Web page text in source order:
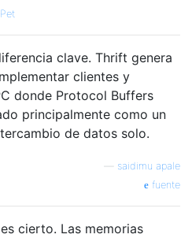
clave. Thrift genera
clientes y
donde Protocol Buffers
principalmente como un
de datos solo.
saidimu apale
fuente
cierto. Las memorias